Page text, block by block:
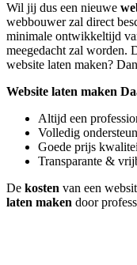
Wil jij dus een nieuwe
webbouwer zal direct
minimale ontwikkeltijd
meegedacht zal worden.
website laten maken?
Website laten maken
Altijd een
Volledig
Goede prijs
Transparante &
De kosten van een
laten maken door